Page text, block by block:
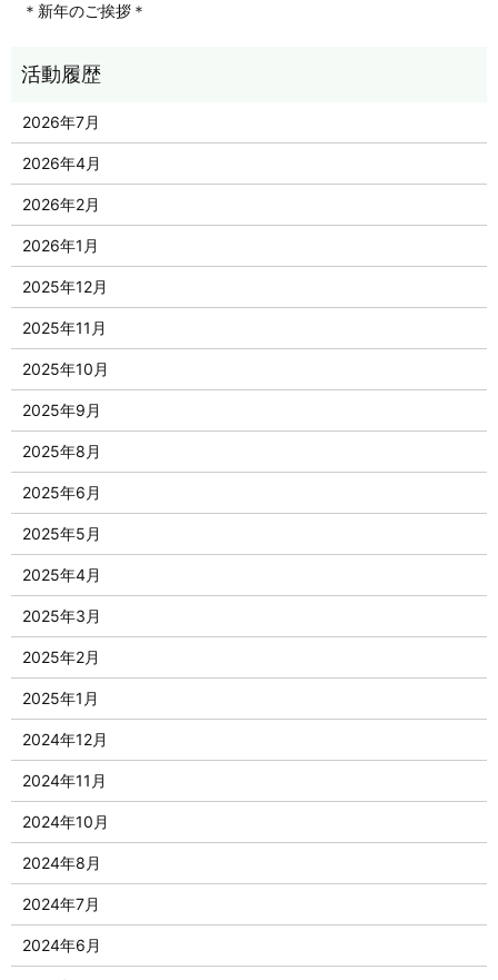
＊新年のご挨拶＊
2026年7月
2026年4月
2026年2月
2026年1月
2025年12月
2025年11月
2025年10月
2025年9月
2025年8月
2025年6月
2025年5月
2025年4月
2025年3月
2025年2月
2025年1月
2024年12月
2024年11月
2024年10月
2024年8月
2024年7月
2024年6月